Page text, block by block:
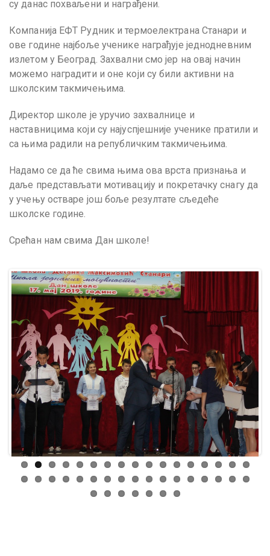
су данас похваљени и награђени.
Компанија ЕФТ Рудник и термоелектрана Станари и
ове године најбоље ученике награђује једнодневним
излетом у Београд. Захвални смо јер на овај начин
можемо наградити и оне који су били активни на
школским такмичењима.
Директор школе је уручио захвалнице и
наставницима који су најуспјешније ученике пратили и
са њима радили на републичким такмичењима.
Надамо се да ће свима њима ова врста признања и
даље представљати мотивацију и покретачку снагу да
у учењу остваре још боље резултате сљедеће
школске године.
Срећан нам свима Дан школе!
Previ
ous
Next